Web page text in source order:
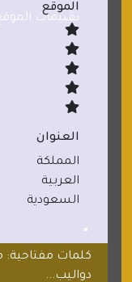
تقييمات الموقع
الموقع
العنوان
المملكة
العربية
السعودية
كلمات مفتاحية:
دواليب...